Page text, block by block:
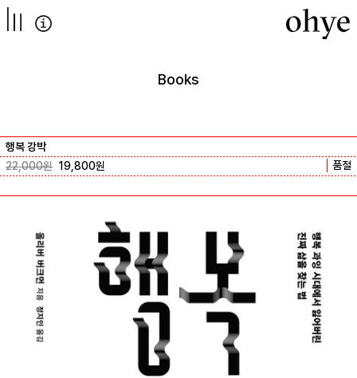
컨텐츠로
넘어가기
Books
행복 강박
22,000원 19,800원 품절